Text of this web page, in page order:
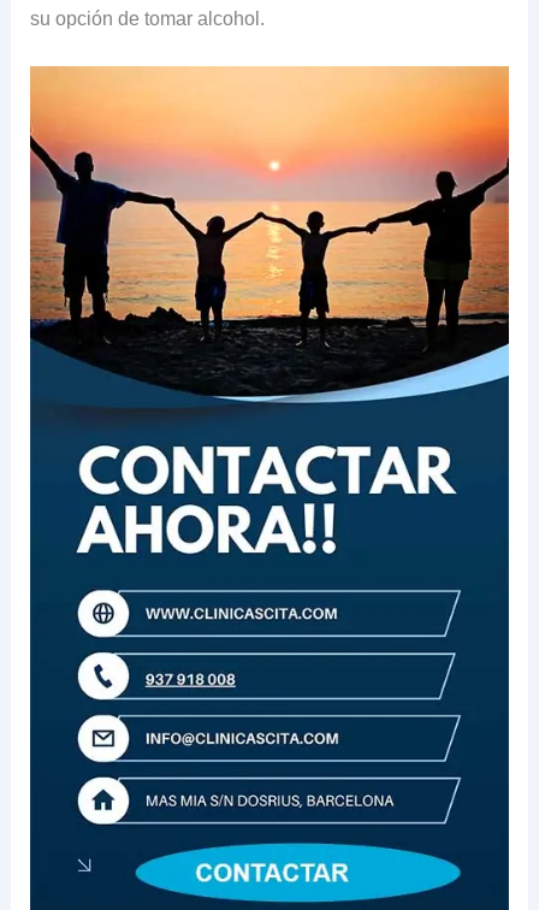
su opción de tomar alcohol.